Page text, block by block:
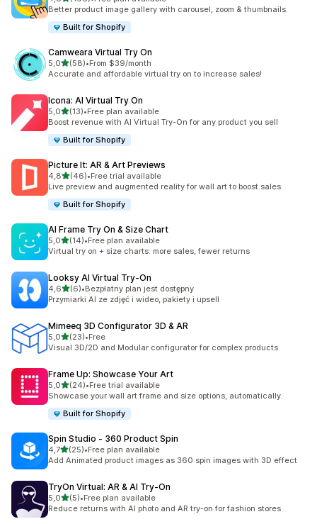
Łączna liczba recenzji: 166
Better product image gallery with carousel, zoom & thumbnails.
Built for Shopify
Camweara Virtual Try On
5,0na 5 gwiazdek
(58)
Łączna liczba recenzji: 58
•From $39/month
Accurate and affordable virtual try on to increase sales!
Icona: AI Virtual Try On
5,0na 5 gwiazdek
(13)
Łączna liczba recenzji: 13
•Free plan available
Boost revenue with AI Virtual Try-On for any product you sell
Built for Shopify
Picture It: AR & Art Previews
4,8na 5 gwiazdek
(46)
Łączna liczba recenzji: 46
•Free trial available
Live preview and augmented reality for wall art to boost sales
Built for Shopify
AI Frame Try On & Size Chart
5,0na 5 gwiazdek
(14)
Łączna liczba recenzji: 14
•Free plan available
Virtual try on + size charts: more sales, fewer returns
Looksy AI Virtual Try‑On
4,6na 5 gwiazdek
(6)
Łączna liczba recenzji: 6
•Bezpłatny plan jest dostępny
Przymiarki AI ze zdjęć i wideo, pakiety i upsell
Mimeeq 3D Configurator 3D & AR
5,0na 5 gwiazdek
(23)
Łączna liczba recenzji: 23
•Free
Visual 3D/2D and Modular configurator for complex products
Frame Up: Showcase Your Art
5,0na 5 gwiazdek
(24)
Łączna liczba recenzji: 24
•Free trial available
Showcase your wall art frame and size options, automatically.
Built for Shopify
Spin Studio ‑ 360 Product Spin
4,7na 5 gwiazdek
(25)
Łączna liczba recenzji: 25
•Free plan available
Add Animated product images as 360 spin images with 3D effect
TryOn Virtual: AR & AI Try‑On
5,0na 5 gwiazdek
(5)
Łączna liczba recenzji: 5
•Free plan available
Reduce returns with AI photo and AR try-on for fashion stores